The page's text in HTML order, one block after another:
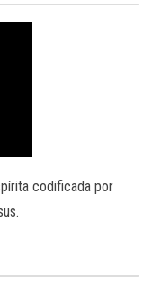
codificada por